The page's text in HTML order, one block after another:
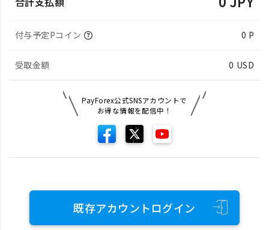
付与予定Pコイン 0 P
受取金額 0 USD
PayForex公式SNSアカウントで
お得な情報を配信中！
既存アカウントログイン